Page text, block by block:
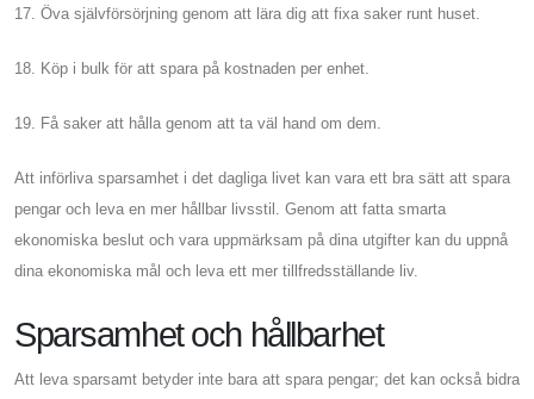
17. Öva självförsörjning genom att lära dig att fixa saker runt huset.
18. Köp i bulk för att spara på kostnaden per enhet.
19. Få saker att hålla genom att ta väl hand om dem.
Att införliva sparsamhet i det dagliga livet kan vara ett bra sätt att spara
pengar och leva en mer hållbar livsstil. Genom att fatta smarta
ekonomiska beslut och vara uppmärksam på dina utgifter kan du uppnå
dina ekonomiska mål och leva ett mer tillfredsställande liv.
Sparsamhet och hållbarhet
Att leva sparsamt betyder inte bara att spara pengar; det kan också bidra